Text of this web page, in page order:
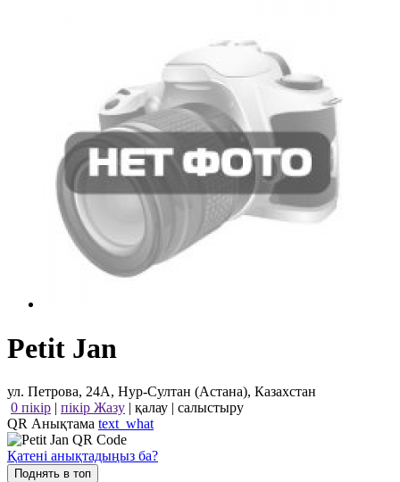
Petit Jan
ул. Петрова, 24А, Нур-Султан (Астана), Казахстан
0 пікір | пікір Жазу | қалау | салыстыру
QR Анықтама text_what
Қатені анықтадыңыз ба?
Поднять в топ